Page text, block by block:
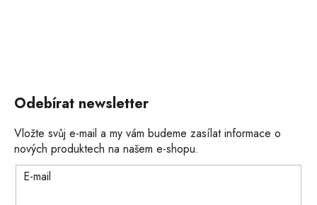
Odebírat newsletter
Vložte svůj e-mail a my vám budeme zasílat informace o
nových produktech na našem e-shopu.
E-mail